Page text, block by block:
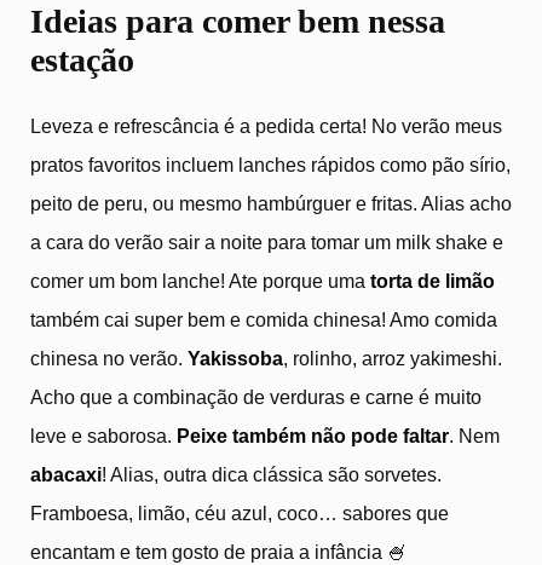
Ideias para comer bem nessa
estação
Leveza e refrescância é a pedida certa! No verão meus
pratos favoritos incluem lanches rápidos como pão sírio,
peito de peru, ou mesmo hambúrguer e fritas. Alias acho
a cara do verão sair a noite para tomar um milk shake e
comer um bom lanche! Ate porque uma torta de limão
também cai super bem e comida chinesa! Amo comida
chinesa no verão. Yakissoba, rolinho, arroz yakimeshi.
Acho que a combinação de verduras e carne é muito
leve e saborosa. Peixe também não pode faltar. Nem
abacaxi! Alias, outra dica clássica são sorvetes.
Framboesa, limão, céu azul, coco… sabores que
encantam e tem gosto de praia a infância 🍧